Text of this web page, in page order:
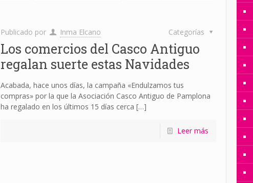
Publicado por Inma Elcano Categorías
Los comercios del Casco Antiguo
regalan suerte estas Navidades
Acabada, hace unos días, la campaña «Endulzamos tus
compras» por la que la Asociación Casco Antiguo de Pamplona
ha regalado en los últimos 15 días cerca […]
Leer más